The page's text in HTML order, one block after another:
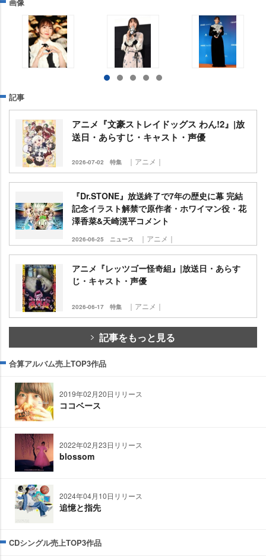
記事
アニメ『文豪ストレイドッグス わん!2』|放
送日・あらすじ・キャスト・声優
2026-07-02 特集 ｜アニメ｜
『Dr.STONE』放送終了で7年の歴史に幕 完結
記念イラスト解禁で原作者・ホワイマン役・花
澤香菜&天崎滉平コメント
2026-06-25 ニュース ｜アニメ｜
アニメ『レッツゴー怪奇組』|放送日・あらす
じ・キャスト・声優
2026-06-17 特集 ｜アニメ｜
記事をもっと見る
合算アルバム売上TOP3作品
2019年02月20日リリース
ココベース
2022年02月23日リリース
blossom
2024年04月10日リリース
追憶と指先
CDシングル売上TOP3作品